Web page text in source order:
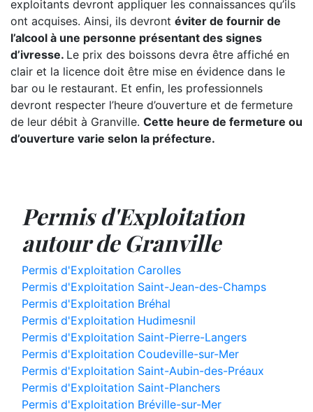
exploitants devront appliquer les connaissances qu’ils
ont acquises. Ainsi, ils devront éviter de fournir de
l’alcool à une personne présentant des signes
d’ivresse. Le prix des boissons devra être affiché en
clair et la licence doit être mise en évidence dans le
bar ou le restaurant. Et enfin, les professionnels
devront respecter l’heure d’ouverture et de fermeture
de leur débit à Granville. Cette heure de fermeture ou
d’ouverture varie selon la préfecture.
Permis d'Exploitation
autour de Granville
Permis d'Exploitation Carolles
Permis d'Exploitation Saint-Jean-des-Champs
Permis d'Exploitation Bréhal
Permis d'Exploitation Hudimesnil
Permis d'Exploitation Saint-Pierre-Langers
Permis d'Exploitation Coudeville-sur-Mer
Permis d'Exploitation Saint-Aubin-des-Préaux
Permis d'Exploitation Saint-Planchers
Permis d'Exploitation Bréville-sur-Mer